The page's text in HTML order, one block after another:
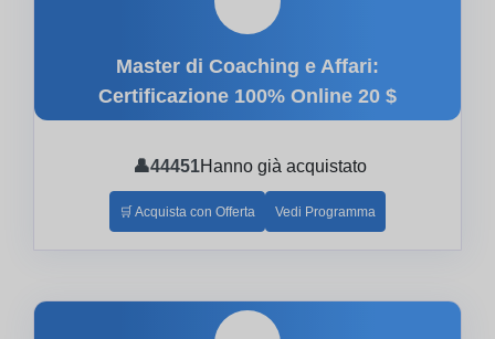
Master di Coaching e Affari:
Certificazione 100% Online 20 $
👤44451Hanno già acquistato
🛒 Acquista con Offerta Vedi Programma